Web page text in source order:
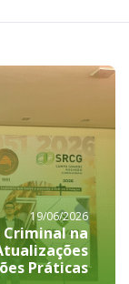
19/06/2026
Criminal na
Práticas